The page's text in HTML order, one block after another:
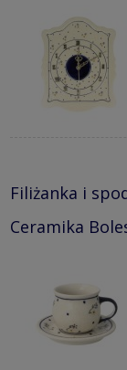
Filiżanka i
Ceramika